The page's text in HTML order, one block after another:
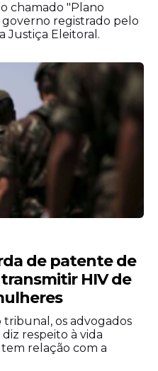
chamado "Plano
governo registrado pelo
Justiça Eleitoral.
de patente de
HIV de
tribunal, os advogados
respeito à vida
relação com a